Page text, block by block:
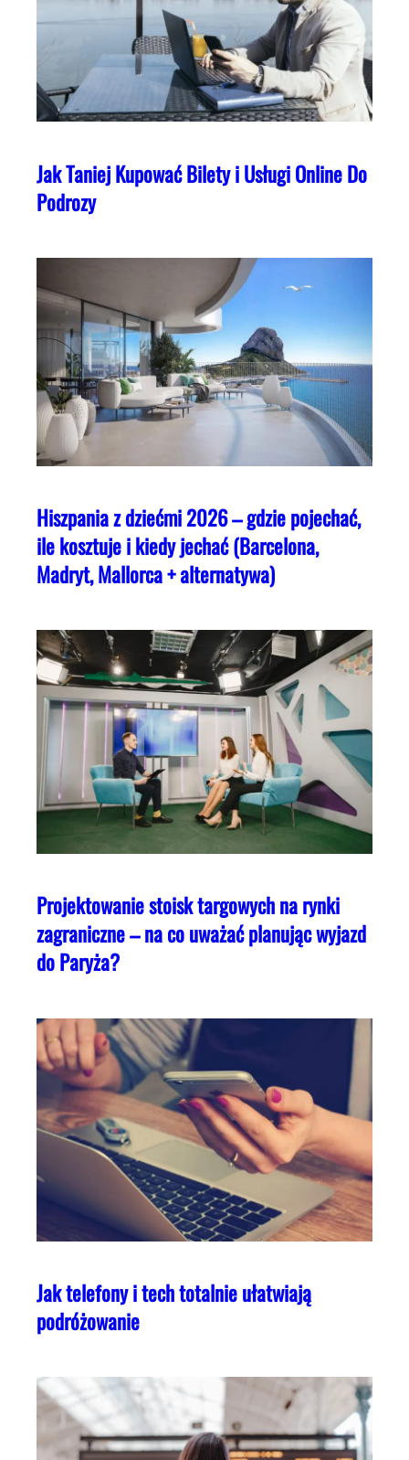
Jak Taniej Kupować Bilety i Usługi Online Do
Podrozy
Hiszpania z dziećmi 2026 – gdzie pojechać,
ile kosztuje i kiedy jechać (Barcelona,
Madryt, Mallorca + alternatywa)
Projektowanie stoisk targowych na rynki
zagraniczne – na co uważać planując wyjazd
do Paryża?
Jak telefony i tech totalnie ułatwiają
podróżowanie